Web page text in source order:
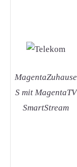
MagentaZuhause
S mit MagentaTV
SmartStream